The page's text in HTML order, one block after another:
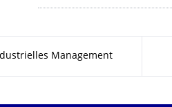
Management